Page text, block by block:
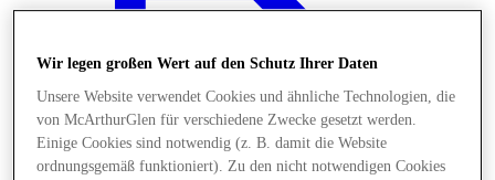
Wir legen großen Wert auf den Schutz Ihrer Daten
Unsere Website verwendet Cookies und ähnliche Technologien, die
von McArthurGlen für verschiedene Zwecke gesetzt werden.
Einige Cookies sind notwendig (z. B. damit die Website
ordnungsgemäß funktioniert). Zu den nicht notwendigen Cookies